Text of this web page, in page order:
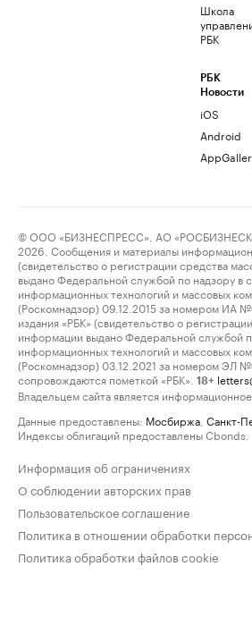
Школа
РБК
РБК
Новости
iOS
Android
© ООО «БИЗНЕСПРЕСС», АО
2026. Сообщения и материалы
(свидетельство о регистрации средства
выдано Федеральной службой по надзору в
информационных технологий и массовых
(Роскомнадзор) 09.12.2015 за номером ИА
издания «РБК» (свидетельство о
информации выдано Федеральной службой
информационных технологий и массовых
(Роскомнадзор) 03.12.2021 за номером ЭЛ
сопровождаются пометкой «РБК».
18+
Владельцем сайта является информационное
Данные предоставлены: Мосбиржа Санкт-
Индексы облигаций предоставлены Cbonds.
Информация об ограничениях
О соблюдении авторских прав
Пользовательское соглашение
Политика в отношении обработки
Политика обработки файлов cookie